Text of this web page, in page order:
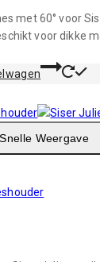
met 60° voor
voor dikke
Snelle Weergave